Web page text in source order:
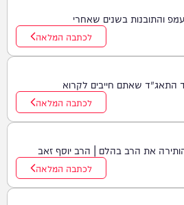
והתובנות בשנים שאחרי
לכתבה המלאה
שאתם חייבים לקרוא
לכתבה המלאה
את הרב בהלם | הרב יוסף זאב
לכתבה המלאה